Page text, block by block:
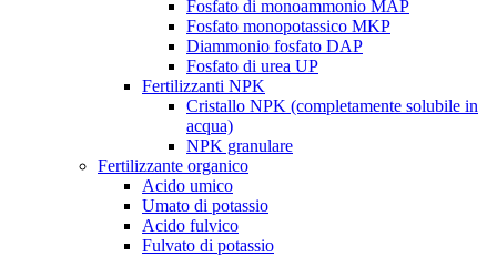
Fosfato di monoammonio MAP
Fosfato monopotassico MKP
Diammonio fosfato DAP
Fosfato di urea UP
Fertilizzanti NPK
Cristallo NPK (completamente solubile in
acqua)
NPK granulare
Fertilizzante organico
Acido umico
Umato di potassio
Acido fulvico
Fulvato di potassio